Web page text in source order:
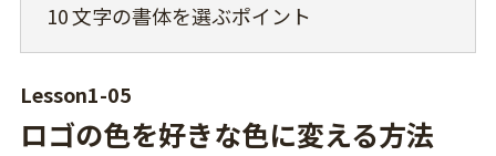
10文字の書体を選ぶポイント
Lesson1-05
ロゴの色を好きな色に変える方法